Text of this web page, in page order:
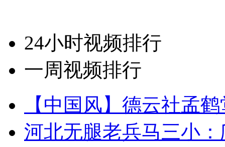
24小时视频排行
一周视频排行
【中国风】德云社孟
河北无腿老兵马三小